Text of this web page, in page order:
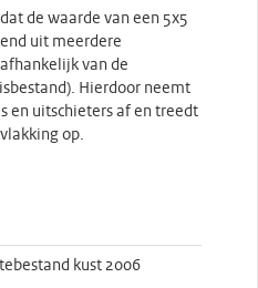
de waarde van een 5x5
uit meerdere
van de
Hierdoor neemt
en uitschieters af en treedt
op.
kust 2006